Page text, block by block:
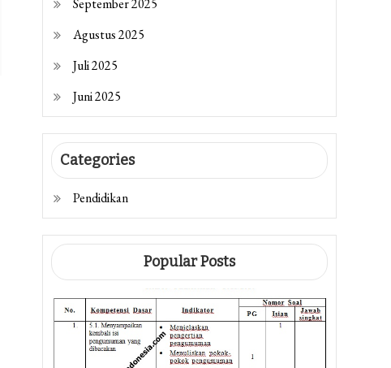
September 2025
Agustus 2025
Juli 2025
Juni 2025
Categories
Pendidikan
Popular Posts